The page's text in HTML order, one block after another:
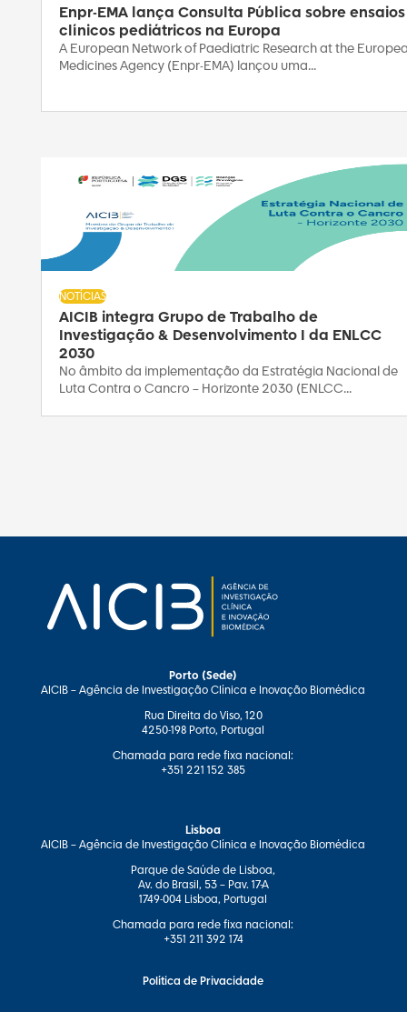
Enpr-EMA lança Consulta Pública sobre ensaios
clínicos pediátricos na Europa
A European Network of Paediatric Research at the
Medicines Agency (Enpr-EMA) lançou uma...
AICIB integra Grupo de Trabalho de
Investigação & Desenvolvimento I da ENLCC
2030
NOTÍCIAS
No âmbito da implementação da Estratégia Nacional de
Luta Contra o Cancro – Horizonte 2030 (ENLCC...
Porto (Sede)
AICIB – Agência de Investigação Clínica e Inovação Biomédica
Rua Direita do Viso, 120
4250-198 Porto, Portugal
Chamada para rede fixa nacional:
+351 221 152 385
Lisboa
AICIB – Agência de Investigação Clínica e Inovação Biomédica
Parque de Saúde de Lisboa,
Av. do Brasil, 53 – Pav. 17-A
1749-004 Lisboa, Portugal
Chamada para rede fixa nacional:
+351 211 392 174
Política de Privacidade